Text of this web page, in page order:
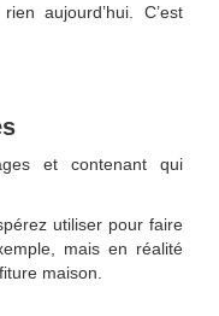
aujourd’hui. C’est
et contenant qui
utiliser pour faire
mais en réalité
maison.